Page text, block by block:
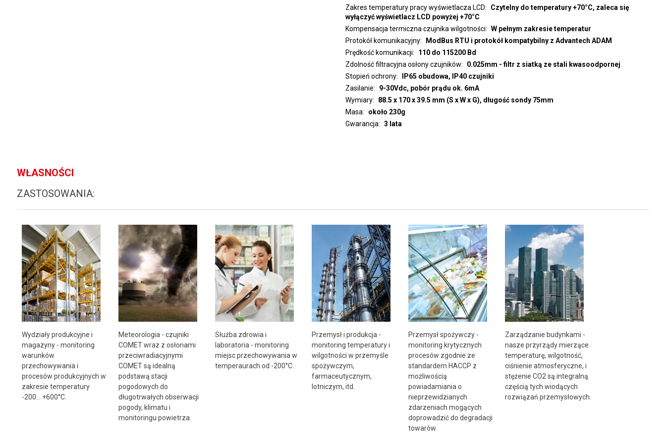
Zakres temperatury pracy wyświetlacza LCD
Czytelny do temperatury +70°C, zaleca się
wyłączyć wyświetlacz LCD powyżej +70°C
Kompensacja termiczna czujnika wilgotności
W pełnym zakresie temperatur
Protokół komunikacyjny
ModBus RTU i protokół kompatybilny z Advantech ADAM
Prędkość komunikacji
110 do 115200 Bd
Zdolność filtracyjna osłony czujników
0.025mm - filtr z siatką ze stali kwasoodpornej
Stopień ochrony
IP65 obudowa, IP40 czujniki
Zasilanie
9-30Vdc, pobór prądu ok. 6mA
Wymiary
88.5 x 170 x 39.5 mm (S x W x G), długość sondy 75mm
Masa
około 230g
Gwarancja
3 lata
WŁASNOŚCI
ZASTOSOWANIA:
Wydziały produkcyjne i
magazyny - monitoring
warunków
przechowywania i
procesów produkcyjnych w
zakresie temperatury
-200… +600°C.
Meteorologia - czujniki
COMET wraz z osłonami
przeciwradiacyjnymi
COMET są idealną
podstawą stacji
pogodowych do
długotrwałych obserwacji
pogody, klimatu i
monitoringu powietrza.
Służba zdrowia i
laboratoria - monitoring
miejsc przechowywania w
temperaurach od -200°C.
Przemysł i produkcja -
monitoring temperatury i
wilgotności w przemyśle
spożywczym,
farmaceutycznym,
lotniczym, itd.
Przemysł spożywczy -
monitoring krytycznych
procesów zgodnie ze
standardem HACCP z
możliwością
powiadamiania o
nieprzewidzianych
zdarzeniach mogących
doprowadzić do degradacji
towarów.
Zarządzanie budynkami -
nasze przyrządy mierzące
temperaturę, wilgotność,
ciśnienie atmosferyczne, i
stężenie CO2 są integralną
częścią tych wiodących
rozwiązań przemysłowych.